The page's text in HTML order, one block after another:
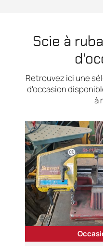
Scie à
Retrouvez ici une
d'occasion
à